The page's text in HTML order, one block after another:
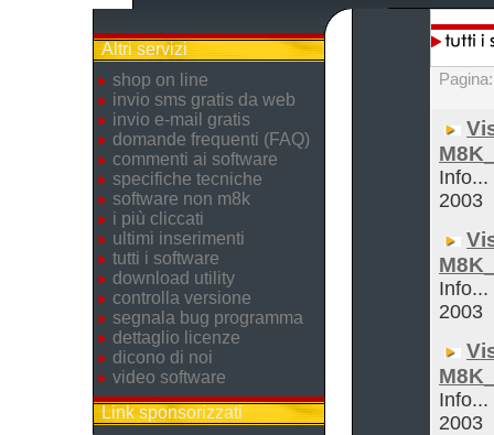
Altri servizi
shop on line
invio sms gratis da web
invio e-mail gratis
domande frequenti (FAQ)
commenti ai software
specifiche tecniche
software non m8k
i più cliccati
ultimi inserimenti
tutti i software
download utility
controlla versione
segnala bug programma
dettaglio licenze
dicono di noi
video software
Link sponsorizzati
Info...
2003
Info...
2003
Info...
2003